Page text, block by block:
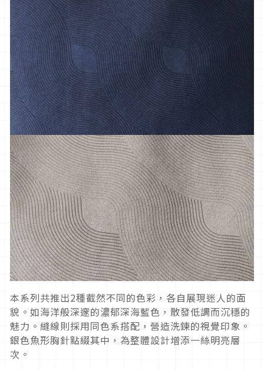
本系列共推出2種截然不同的色彩，各自展現迷人的面
貌。如海洋般深邃的濃郁深海藍色，散發低調而沉穩的
魅力。縫線則採用同色系搭配，營造洗鍊的視覺印象。
銀色魚形胸針點綴其中，為整體設計增添一絲明亮層
次。